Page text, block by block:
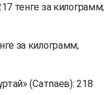
тенге за килограмм;
за килограмм;
(Сатпаев): 218